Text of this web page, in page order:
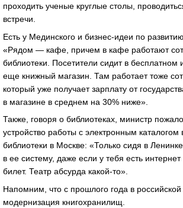
проходить ученые круглые столы,
встречи.
Есть у Мединского и бизнес-идеи по
«Рядом — кафе, причем в кафе работают
библиотеки. Посетители сидит в бесплатном
еще книжный магазин. Там работает тоже
который уже получает зарплату от
в магазине в среднем на 30% ниже».
Также, говоря о библиотеках, министр
устройство работы с электронным каталогом
библиотеки в Москве: «Только сидя в
в ее систему, даже если у тебя есть интернет
билет. Театр абсурда какой-то».
Напомним, что с прошлого года в российской
модернизация книгохранилищ.